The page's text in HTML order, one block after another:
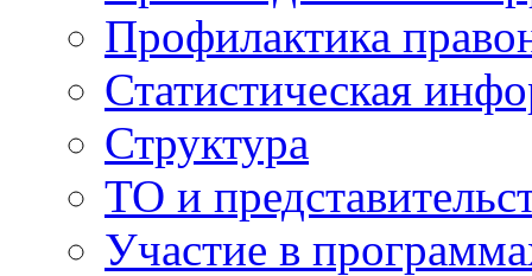
Профилактика
Статистическая
Структура
ТО и
Участие в